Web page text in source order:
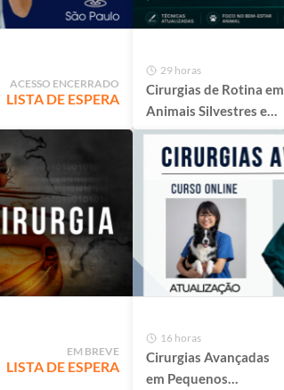
ACESSO ENCERRADO
LISTA DE ESPERA
29 horas
Cirurgias de Rotina em
Animais Silvestres e
Exóticos | São Paulo
EM BREVE
LISTA DE ESPERA
16 horas
Cirurgias Avançadas
em Pequenos